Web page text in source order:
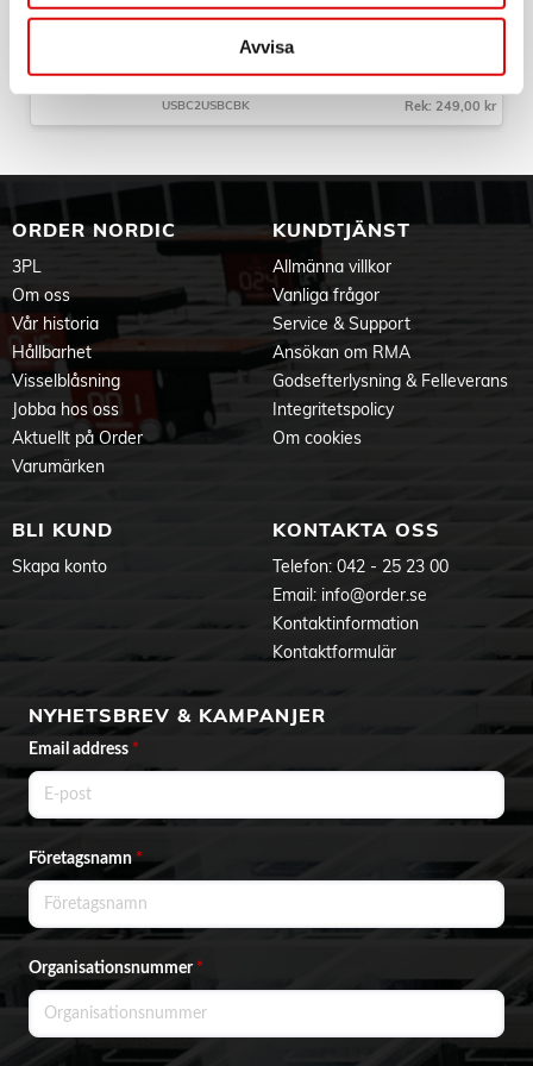
Avvisa
ProduktdokumentUSB-C - 2x USB-C Kabel flätad 100W 1,3m
USBC2USBCBK
Rek: 249,00 kr
ORDER NORDIC
3PL
Om oss
Vår historia
Hållbarhet
Visselblåsning
Jobba hos oss
Aktuellt på Order
Varumärken
KUNDTJÄNST
Allmänna villkor
Vanliga frågor
Service & Support
Ansökan om RMA
Godsefterlysning & Felleverans
Integritetspolicy
Om cookies
BLI KUND
Skapa konto
KONTAKTA OSS
Telefon: 042 - 25 23 00
Email: info@order.se
Kontaktinformation
Kontaktformulär
NYHETSBREV & KAMPANJER
Email address *
Företagsnamn*
Organisationsnummer *